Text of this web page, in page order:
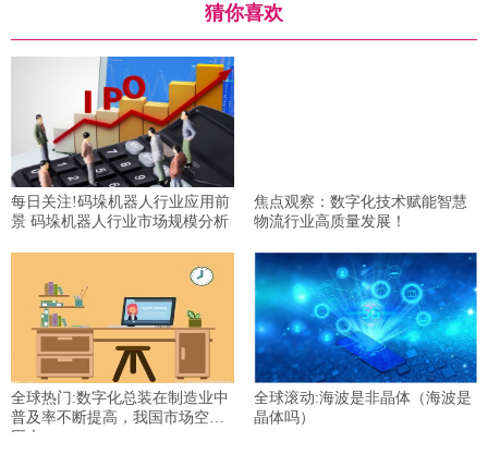
猜你喜欢
每日关注!码垛机器人行业应用前
景 码垛机器人行业市场规模分析
焦点观察：数字化技术赋能智慧
物流行业高质量发展！
全球热门:数字化总装在制造业中
普及率不断提高，我国市场空间
巨大
全球滚动:海波是非晶体（海波是
晶体吗）